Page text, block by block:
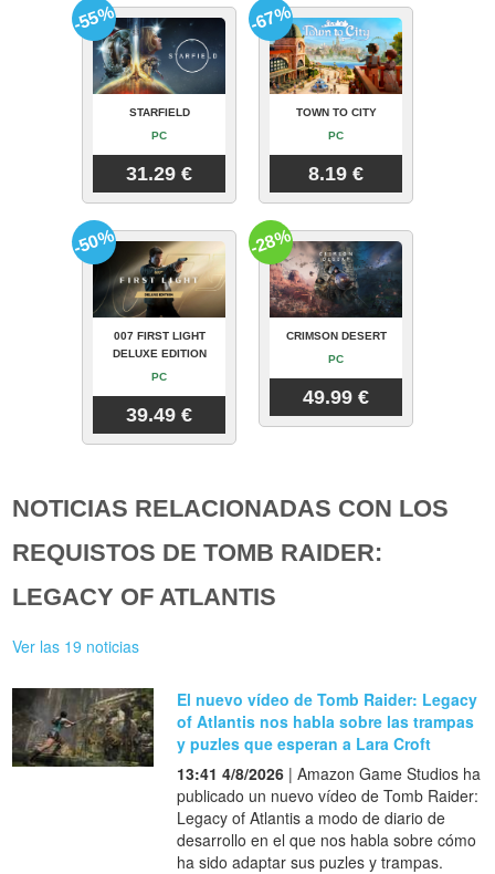
STARFIELD
PC
31.29 €
-55%
TOWN TO CITY
PC
8.19 €
-67%
007 FIRST LIGHT
DELUXE EDITION
PC
39.49 €
-50%
CRIMSON DESERT
PC
49.99 €
-28%
NOTICIAS RELACIONADAS CON LOS
REQUISTOS DE TOMB RAIDER:
LEGACY OF ATLANTIS
Ver las 19 noticias
El nuevo vídeo de Tomb Raider: Legacy
of Atlantis nos habla sobre las trampas
y puzles que esperan a Lara Croft
13:41 4/8/2026 | Amazon Game Studios ha
publicado un nuevo vídeo de Tomb Raider:
Legacy of Atlantis a modo de diario de
desarrollo en el que nos habla sobre cómo
ha sido adaptar sus puzles y trampas.